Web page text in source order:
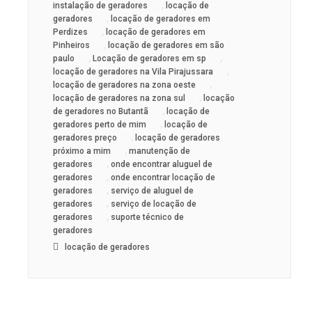
instalação de geradores
locação de
geradores
locação de geradores em
Perdizes
locação de geradores em
Pinheiros
locação de geradores em são
paulo
Locação de geradores em sp
locação de geradores na Vila Pirajussara
locação de geradores na zona oeste
locação de geradores na zona sul
locação
de geradores no Butantã
locação de
geradores perto de mim
locação de
geradores preço
locação de geradores
próximo a mim
manutenção de
geradores
onde encontrar aluguel de
geradores
onde encontrar locação de
geradores
serviço de aluguel de
geradores
serviço de locação de
geradores
suporte técnico de
geradores
locação de geradores